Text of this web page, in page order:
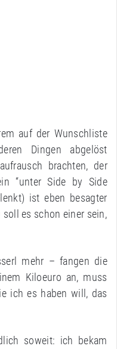
auf der Wunschliste
Dingen abgelöst
brachten, der
“unter Side by Side
ist eben besagter
es schon einer sein,
mehr – fangen die
Kiloeuro an, muss
ich es haben will, das
soweit: ich bekam